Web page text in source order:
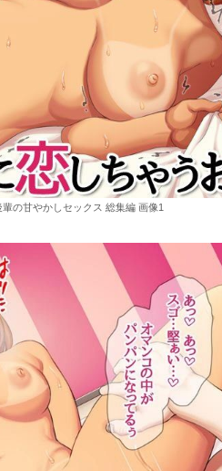
の甘やかしセックス 総集編 画像1